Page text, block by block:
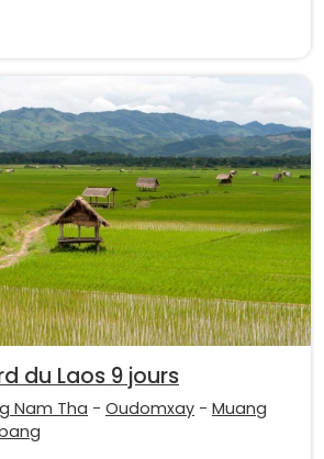
du Laos 9 jours
Nam Tha - Oudomxay - Muang